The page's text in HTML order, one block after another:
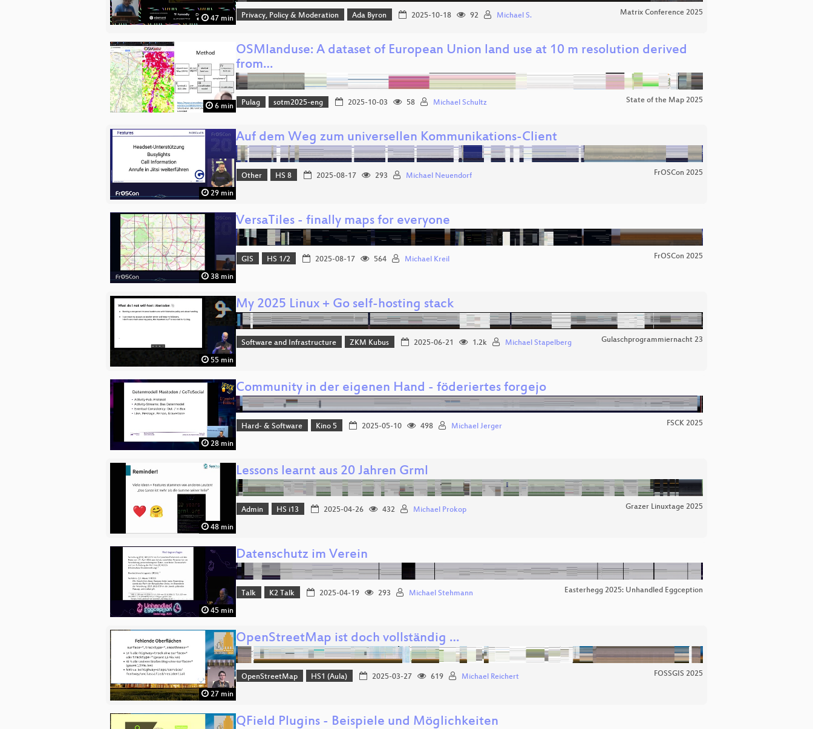
47 min Privacy, Policy & Moderation Ada Byron 2025-10-18 92 Michael S. Matrix Conference 2025
6 min
OSMlanduse: A dataset of European Union land use at 10 m resolution derived
from…
Pulag sotm2025-eng 2025-10-03 58 Michael Schultz State of the Map 2025
29 min
Auf dem Weg zum universellen Kommunikations-Client
Other HS 8 2025-08-17 293 Michael Neuendorf FrOSCon 2025
38 min
VersaTiles - finally maps for everyone
GIS HS 1/2 2025-08-17 564 Michael Kreil FrOSCon 2025
55 min
My 2025 Linux + Go self-hosting stack
Software and Infrastructure ZKM Kubus 2025-06-21 1.2k Michael Stapelberg Gulaschprogrammiernacht 23
28 min
Community in der eigenen Hand - föderiertes forgejo
Hard- & Software Kino 5 2025-05-10 498 Michael Jerger FSCK 2025
48 min
Lessons learnt aus 20 Jahren Grml
Admin HS i13 2025-04-26 432 Michael Prokop Grazer Linuxtage 2025
45 min
Datenschutz im Verein
Talk K2 Talk 2025-04-19 293 Michael Stehmann Easterhegg 2025: Unhandled Eggception
27 min
OpenStreetMap ist doch vollständig …
OpenStreetMap HS1 (Aula) 2025-03-27 619 Michael Reichert FOSSGIS 2025
QField Plugins - Beispiele und Möglichkeiten